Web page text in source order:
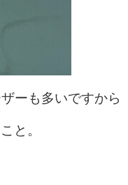
ーも多いですから
と。